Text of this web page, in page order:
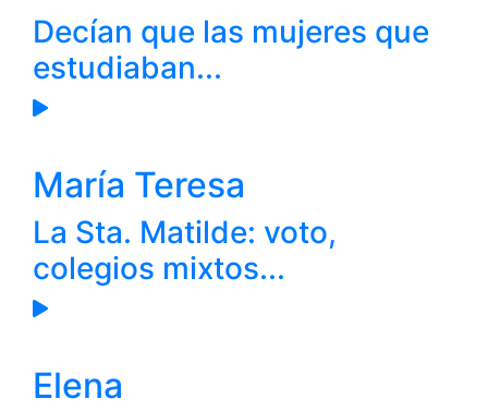
Decían que las mujeres que
estudiaban...
María Teresa
La Sta. Matilde: voto,
colegios mixtos...
Elena